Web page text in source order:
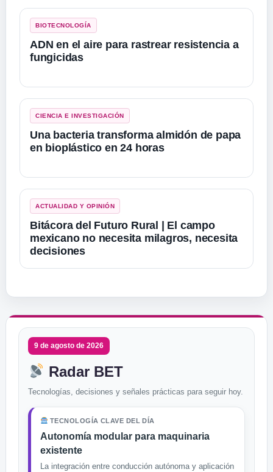
BIOTECNOLOGÍA
ADN en el aire para rastrear resistencia a
fungicidas
CIENCIA E INVESTIGACIÓN
Una bacteria transforma almidón de papa
en bioplástico en 24 horas
ACTUALIDAD Y OPINIÓN
Bitácora del Futuro Rural | El campo
mexicano no necesita milagros, necesita
decisiones
9 de agosto de 2026
Radar BET
Tecnologías, decisiones y señales prácticas para seguir hoy.
TECNOLOGÍA CLAVE DEL DÍA
Autonomía modular para maquinaria
existente
La integración entre conducción autónoma y aplicación